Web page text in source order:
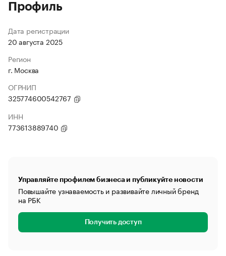
Профиль
Дата регистрации
20 августа 2025
Регион
г. Москва
ОГРНИП
325774600542767
ИНН
773613889740
Управляйте профилем бизнеса и публикуйте новости
Повышайте узнаваемость и развивайте личный бренд
на РБК
Получить доступ